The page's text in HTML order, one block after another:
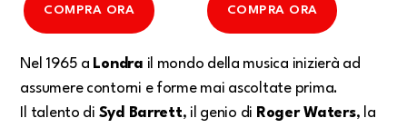
COMPRA ORA COMPRA ORA
Nel 1965 a Londra il mondo della musica inizierà ad
assumere contorni e forme mai ascoltate prima.
Il talento di Syd Barrett, il genio di Roger Waters, la